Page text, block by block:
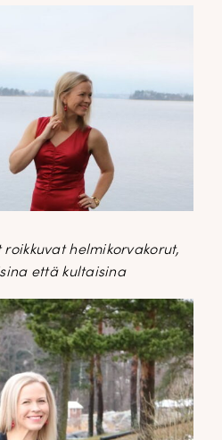
helmikorvakorut,
että kultaisina